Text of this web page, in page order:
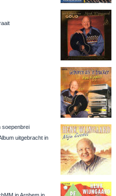
soepenbrei
uitgebracht in